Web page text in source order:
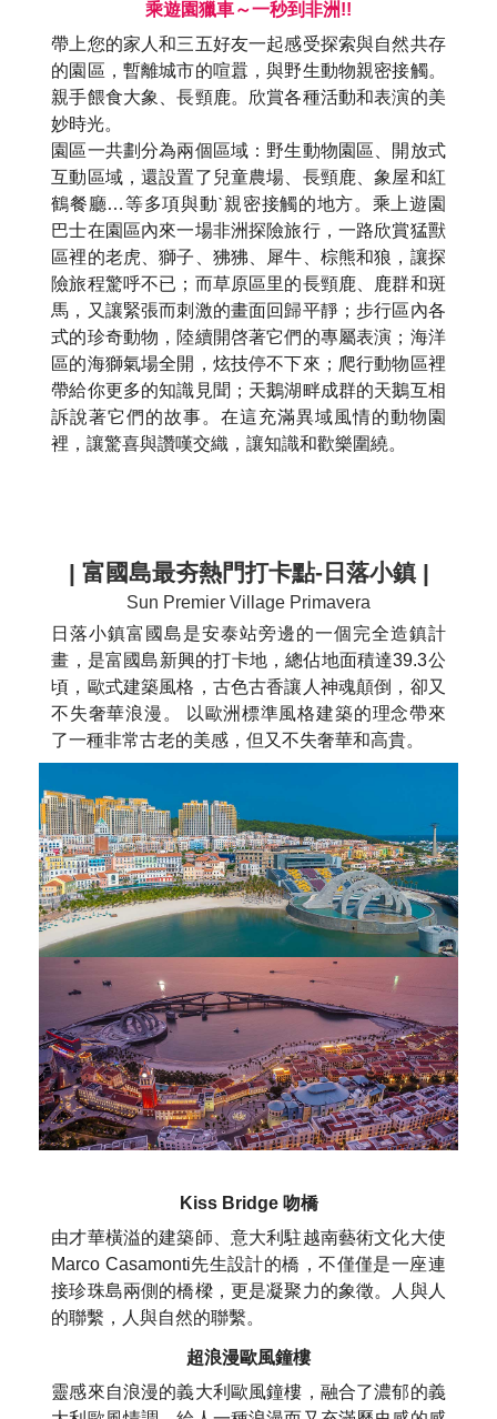
乘遊園獵車～一秒到非洲!!
帶上您的家人和三五好友一起感受探索與自然共存
的園區，暫離城市的喧囂，與野生動物親密接觸。
親手餵食大象、長頸鹿。欣賞各種活動和表演的美
妙時光。
園區一共劃分為兩個區域：野生動物園區、開放式
互動區域，還設置了兒童農場、長頸鹿、象屋和紅
鶴餐廳…等多項與動ˋ親密接觸的地方。乘上遊園
巴士在園區內來一場非洲探險旅行，一路欣賞猛獸
區裡的老虎、獅子、狒狒、犀牛、棕熊和狼，讓探
險旅程驚呼不已；而草原區里的長頸鹿、鹿群和斑
馬，又讓緊張而刺激的畫面回歸平靜；步行區內各
式的珍奇動物，陸續開啓著它們的專屬表演；海洋
區的海獅氣場全開，炫技停不下來；爬行動物區裡
帶給你更多的知識見聞；天鵝湖畔成群的天鵝互相
訴說著它們的故事。在這充滿異域風情的動物園
裡，讓驚喜與讚嘆交織，讓知識和歡樂圍繞。
| 富國島最夯熱門打卡點-日落小鎮|
Sun Premier Village Primavera
日落小鎮富國島是安泰站旁邊的一個完全造鎮計
畫，是富國島新興的打卡地，總佔地面積達39.3公
頃，歐式建築風格，古色古香讓人神魂顛倒，卻又
不失奢華浪漫。 以歐洲標準風格​​建築的理念帶來
了一種非常古老的美感，但又不失奢華和高貴。
Kiss Bridge 吻橋
由才華橫溢的建築師、意大利駐越南藝術文化大使
Marco Casamonti先生設計的橋，不僅僅是一座連
接珍珠島兩側的橋樑，更是凝聚力的象徵。人與人
的聯繫，人與自然的聯繫。
超浪漫歐風鐘樓
靈感來自浪漫的義大利歐風鐘樓，融合了濃郁的義